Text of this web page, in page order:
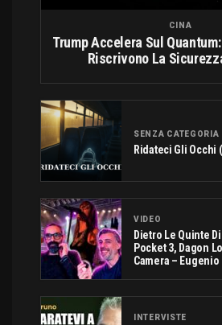
CINA
Trump Accelera Sul
Riscrivono La
SENZA CATEGORIA
Ridateci Gli Occhi
VIDEO
Dietro Le Quinte
Pocket 3, Dagon
Camera –
INTERVISTE